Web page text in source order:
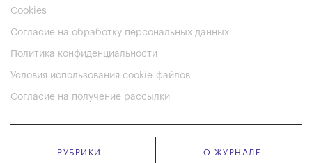
Cookies
Согласие на обработку персональных данных
Политика конфиденциальности
Условия использования cookie-файлов
Согласие на получение рассылки
РУБРИКИ О ЖУРНАЛЕ